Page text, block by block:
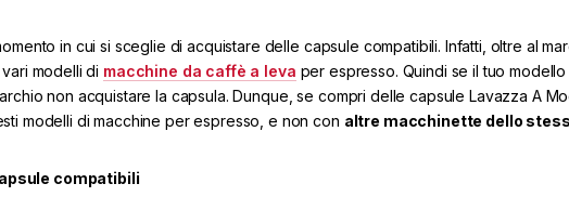
in cui si sceglie di acquistare delle capsule compatibili. Infatti, oltre al
modelli di macchine da caffè a leva per espresso. Quindi se il tuo modello
non acquistare la capsula. Dunque, se compri delle capsule Lavazza A
modelli di macchine per espresso, e non con altre macchinette dello
compatibili